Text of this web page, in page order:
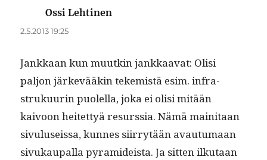
Ossi Lehtinen
2.5.2013 19:25
Jankkaan kun muutkin jankkaa­vat: Olisi
paljon järkevääkin tekemistä esim. infra­
struku­urin puolel­la, joka ei olisi mitään
kaivoon heit­et­tyä resurssia. Nämä maini­taan
sivu­lu­seis­sa, kunnes siir­ry­tään avau­tu­maan
sivukau­pal­la pyra­mideista. Ja sit­ten ilku­taan